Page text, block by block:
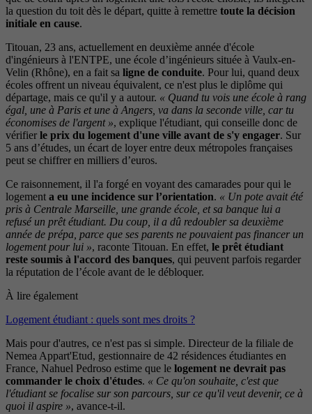
la question du toit dès le départ, quitte à remettre toute la décision
initiale en cause.
Titouan, 23 ans, actuellement en deuxième année d'école
d'ingénieurs à l'ENTPE, une école d’ingénieurs située à Vaulx-en-
Velin (Rhône), en a fait sa ligne de conduite. Pour lui, quand deux
écoles offrent un niveau équivalent, ce n'est plus le diplôme qui
départage, mais ce qu'il y a autour. « Quand tu vois une école à rang
égal, une à Paris et une à Angers, va dans la seconde ville, car tu
économises de l'argent », explique l'étudiant, qui conseille donc de
vérifier le prix du logement d'une ville avant de s'y engager. Sur
5 ans d’études, un écart de loyer entre deux métropoles françaises
peut se chiffrer en milliers d’euros.
Ce raisonnement, il l'a forgé en voyant des camarades pour qui le
logement a eu une incidence sur l’orientation. « Un pote avait été
pris à Centrale Marseille, une grande école, et sa banque lui a
refusé un prêt étudiant. Du coup, il a dû redoubler sa deuxième
année de prépa, parce que ses parents ne pouvaient pas financer un
logement pour lui », raconte Titouan. En effet, le prêt étudiant
reste soumis à l'accord des banques, qui peuvent parfois regarder
la réputation de l’école avant de le débloquer.
À lire également
Logement étudiant : quels sont mes droits ?
Mais pour d'autres, ce n'est pas si simple. Directeur de la filiale de
Nemea Appart'Etud, gestionnaire de 42 résidences étudiantes en
France, Nahuel Pedroso estime que le logement ne devrait pas
commander le choix d'études. « Ce qu'on souhaite, c'est que
l'étudiant se focalise sur son parcours, sur ce qu'il veut devenir, ce à
quoi il aspire », avance-t-il.